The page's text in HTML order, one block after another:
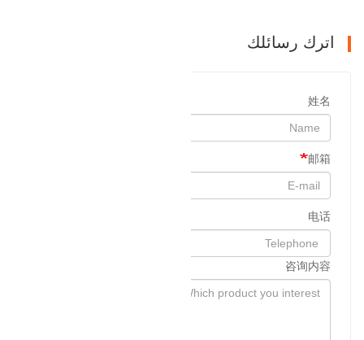
اترك رسائلك
姓名
邮箱
电话
咨询内容